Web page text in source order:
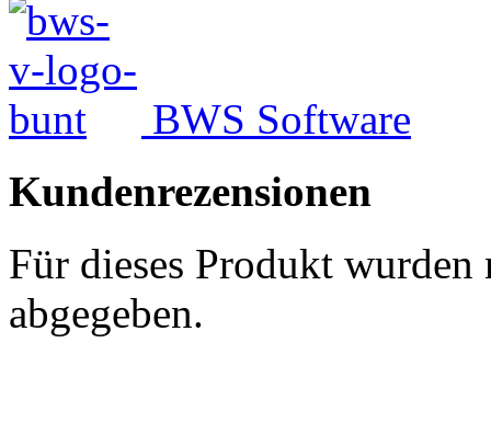
BWS Software
Kundenrezensionen
Für dieses Produkt
abgegeben.